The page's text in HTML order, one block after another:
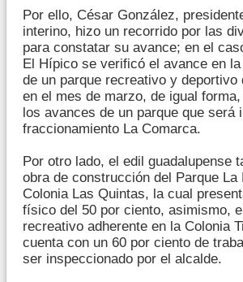
Por ello, César González,
interino, hizo un recorrido por las
para constatar su avance; en el
El Hípico se verificó el avance en
de un parque recreativo y deportivo
en el mes de marzo, de igual
los avances de un parque que será
fraccionamiento La Comarca.
Por otro lado, el edil guadalupense
obra de construcción del Parque La
Colonia Las Quintas, la cual
físico del 50 por ciento, asimismo,
recreativo adherente en la Colonia
cuenta con un 60 por ciento de
ser inspeccionado por el alcalde.